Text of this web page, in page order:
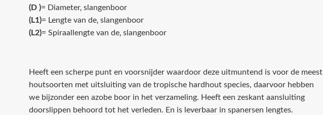
(D )= Diameter‚ slangenboor
(L1)= Lengte van de‚ slangenboor
(L2)= Spiraallengte van de‚ slangenboor
Heeft een scherpe punt en voorsnijder waardoor deze uitmuntend is voor de meest
houtsoorten met uitsluiting van de tropische hardhout species, daarvoor hebben
we bijzonder een azobe boor in het verzameling. Heeft een zeskant aansluiting
doorslippen behoord tot het verleden. En is leverbaar in spanersen lengtes.